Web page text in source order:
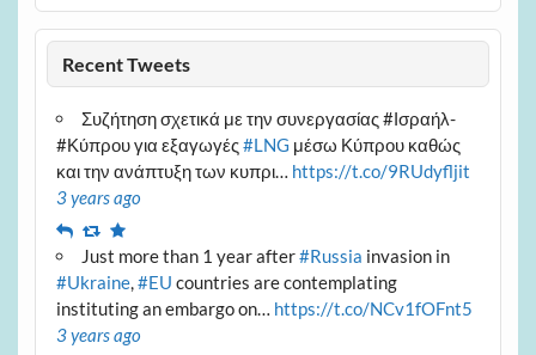
Recent Tweets
Συζήτηση σχετικά με την συνεργασίας #Ισραήλ-
#Κύπρου για εξαγωγές#LNG μέσω Κύπρου καθώς
και την ανάπτυξη των κυπρι… https://t.co/9RUdyfljit
3 years ago
ReplyRetweet
Favourite
Just more than 1 year after#Russia invasion in
#Ukraine,#EU countries are contemplating
instituting an embargo on… https://t.co/NCv1fOFnt5
3 years ago